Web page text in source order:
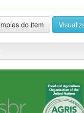
do item